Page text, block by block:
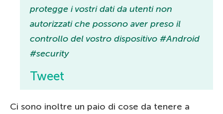
protegge i vostri dati da utenti non
autorizzati che possono aver preso il
controllo del vostro dispositivo #Android
#security
Tweet
Ci sono inoltre un paio di cose da tenere a